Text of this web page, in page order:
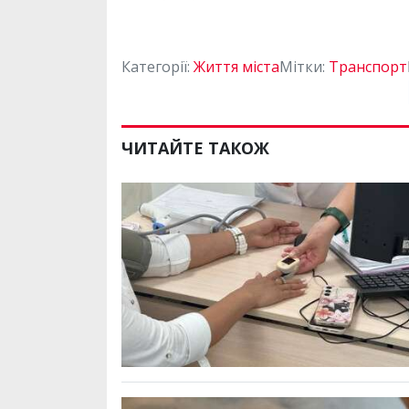
Категорії: Життя містаМітки: Транспорт
ЧИТАЙТЕ ТАКОЖ